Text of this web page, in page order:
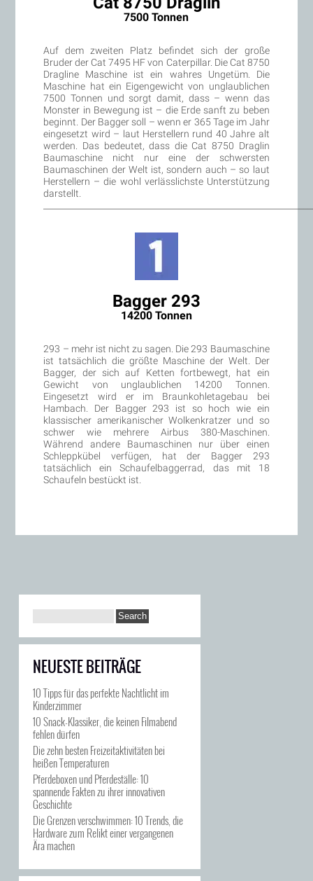
7500 Tonnen
Auf dem zweiten Platz befindet sich der große
Bruder der Cat 7495 HF von Caterpillar. Die Cat 8750
Dragline Maschine ist ein wahres Ungetüm. Die
Maschine hat ein Eigengewicht von unglaublichen
7500 Tonnen und sorgt damit, dass – wenn das
Monster in Bewegung ist – die Erde sanft zu beben
beginnt. Der Bagger soll – wenn er 365 Tage im Jahr
eingesetzt wird – laut Herstellern rund 40 Jahre alt
werden. Das bedeutet, dass die Cat 8750 Draglin
Baumaschine nicht nur eine der schwersten
Baumaschinen der Welt ist, sondern auch – so laut
Herstellern – die wohl verlässlichste Unterstützung
darstellt.
Bagger 293
14200 Tonnen
293 – mehr ist nicht zu sagen. Die 293 Baumaschine
ist tatsächlich die größte Maschine der Welt. Der
Bagger, der sich auf Ketten fortbewegt, hat ein
Gewicht von unglaublichen 14200 Tonnen.
Eingesetzt wird er im Braunkohletagebau bei
Hambach. Der Bagger 293 ist so hoch wie ein
klassischer amerikanischer Wolkenkratzer und so
schwer wie mehrere Airbus 380-Maschinen.
Während andere Baumaschinen nur über einen
Schleppkübel verfügen, hat der Bagger 293
tatsächlich ein Schaufelbaggerrad, das mit 18
Schaufeln bestückt ist.
NEUESTE BEITRÄGE
10 Tipps für das perfekte Nachtlicht im
Kinderzimmer
10 Snack-Klassiker, die keinen Filmabend
fehlen dürfen
Die zehn besten Freizeitaktivitäten bei
heißen Temperaturen
Pferdeboxen und Pferdeställe: 10
spannende Fakten zu ihrer innovativen
Geschichte
Die Grenzen verschwimmen: 10 Trends, die
Hardware zum Relikt einer vergangenen
Ära machen